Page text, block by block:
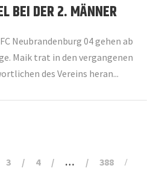
BEI DER 2. MÄNNER
Neubrandenburg 04 gehen ab
Maik trat in den vergangenen
des Vereins heran...
3 4 … 388